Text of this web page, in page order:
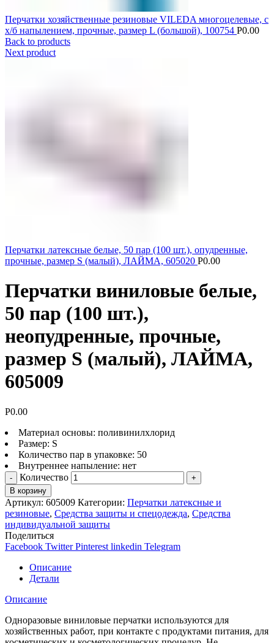
Перчатки хозяйственные резиновые VILEDA многоцелевые, с
х/б напылением, прочные, размер L (большой), 100754 Р0.00
Back to products
Next product
Перчатки латексные белые, 50 пар (100 шт.), опудренные,
прочные, размер S (малый), ЛАЙМА, 605020 Р0.00
Перчатки виниловые белые,
50 пар (100 шт.),
неопудренные, прочные,
размер S (малый), ЛАЙМА,
605009
Р0.00
Материал основы: поливинилхлорид
Размер: S
Количество пар в упаковке: 50
Внутреннее напыление: нет
Количество
В корзину
Артикул: 605009 Категории: Перчатки латексные и
резиновые, Средства защиты и спецодежда, Средства
индивидуальной защиты
Поделиться
Facebook Twitter Pinterest linkedin Telegram
Описание
Детали
Описание
Одноразовые виниловые перчатки используются для
хозяйственных работ, при контакте с продуктами питания, для